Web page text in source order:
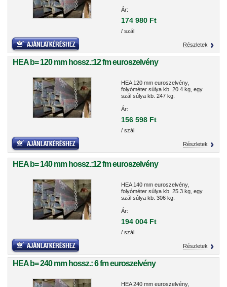
Ár:
174 980 Ft
/ szál
Részletek
HEA b= 120 mm hossz.:12 fm euroszelvény
HEA 120 mm euroszelvény,
folyóméter súlya kb. 20.4 kg, egy
szál súlya kb. 247 kg.
Ár:
156 598 Ft
/ szál
Részletek
HEA b= 140 mm hossz.:12 fm euroszelvény
HEA 140 mm euroszelvény,
folyóméter súlya kb. 25.3 kg, egy
szál súlya kb. 306 kg.
Ár:
194 004 Ft
/ szál
Részletek
HEA b= 240 mm hossz.: 6 fm euroszelvény
HEA 240 mm euroszelvény,